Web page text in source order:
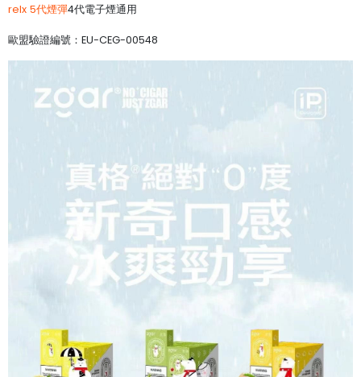
relx 5代煙彈4代電子煙通用
歐盟驗證編號：EU-CEG-00548